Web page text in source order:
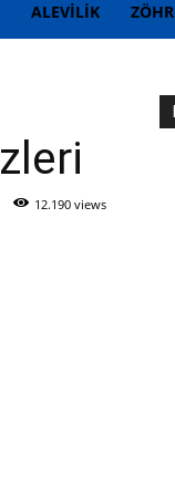
ALEVİLİK
12.190 views